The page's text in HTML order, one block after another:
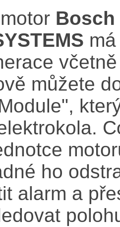
Bosch
můžete
ho
alarm a